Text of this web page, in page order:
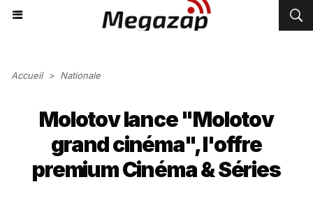
Accueil > Nationale
Molotov lance "Molotov
grand cinéma", l'offre
premium Cinéma & Séries